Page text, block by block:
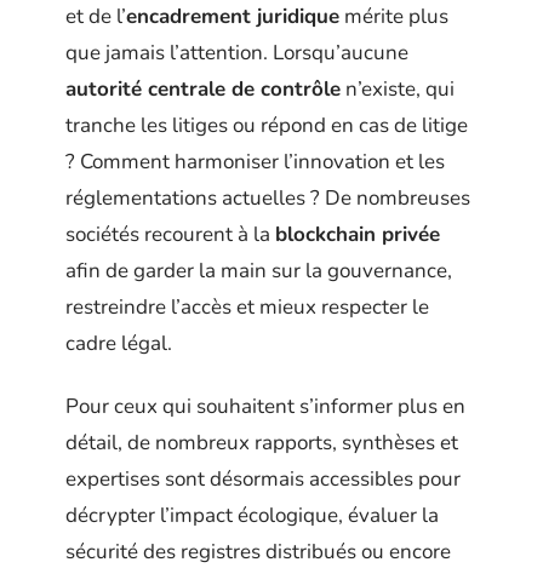
et de l’encadrement juridique mérite plus
que jamais l’attention. Lorsqu’aucune
autorité centrale de contrôle n’existe, qui
tranche les litiges ou répond en cas de litige
? Comment harmoniser l’innovation et les
réglementations actuelles ? De nombreuses
sociétés recourent à la blockchain privée
afin de garder la main sur la gouvernance,
restreindre l’accès et mieux respecter le
cadre légal.
Pour ceux qui souhaitent s’informer plus en
détail, de nombreux rapports, synthèses et
expertises sont désormais accessibles pour
décrypter l’impact écologique, évaluer la
sécurité des registres distribués ou encore